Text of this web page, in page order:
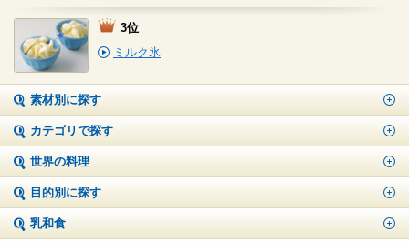
3位
ミルク氷
素材別に探す
カテゴリで探す
世界の料理
目的別に探す
乳和食